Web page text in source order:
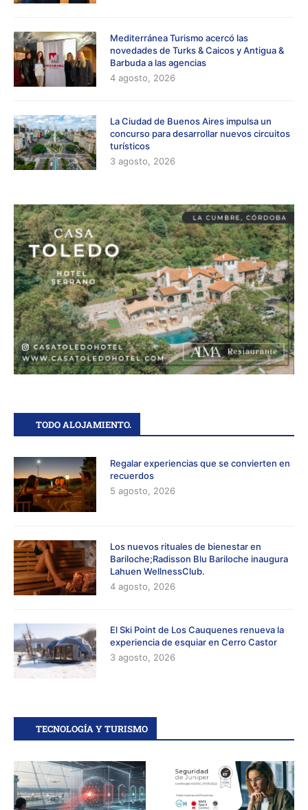
Mediterránea Turismo acercó las
novedades de Turks & Caicos y Antigua &
Barbuda a las agencias
4 agosto, 2026
La Ciudad de Buenos Aires impulsa un
concurso para desarrollar nuevos circuitos
turísticos
3 agosto, 2026
TODO ALOJAMIENTO.
Regalar experiencias que se convierten en
recuerdos
5 agosto, 2026
Los nuevos rituales de bienestar en
Bariloche;Radisson Blu Bariloche inaugura
Lahuen WellnessClub.
4 agosto, 2026
El Ski Point de Los Cauquenes renueva la
experiencia de esquiar en Cerro Castor
3 agosto, 2026
TECNOLOGÍA Y TURISMO